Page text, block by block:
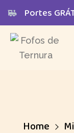
Portes
Home